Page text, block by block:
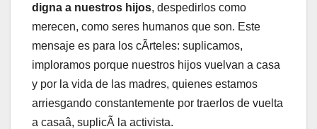
digna a nuestros hijos, despedirlos como
merecen, como seres humanos que son. Este
mensaje es para los cÃrteles: suplicamos,
imploramos porque nuestros hijos vuelvan a casa
y por la vida de las madres, quienes estamos
arriesgando constantemente por traerlos de vuelta
a casaâ, suplicÃ la activista.